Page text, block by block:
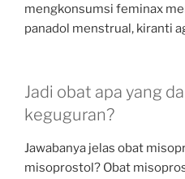
mengkonsumsi feminax
panadol menstrual, kiranti
Jadi obat apa yang
keguguran?
Jawabanya jelas obat
misoprostol? Obat